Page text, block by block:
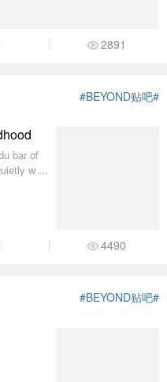
2891
#BEYOND贴吧#
bar of
w ...
4490
#BEYOND贴吧#